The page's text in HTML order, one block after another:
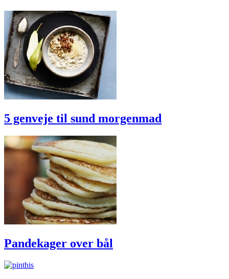
5 genveje til sund morgenmad
Pandekager over bål